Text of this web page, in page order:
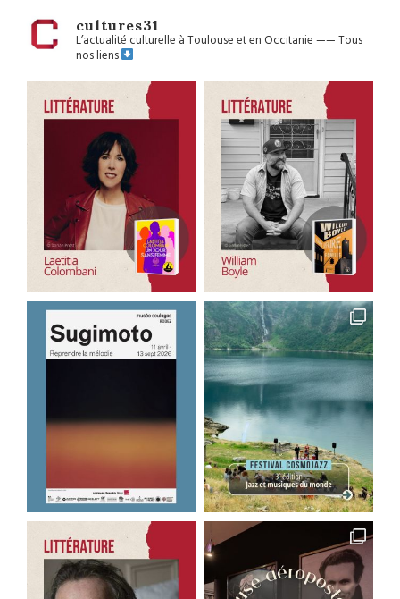
cultures31
L’actualité culturelle à Toulouse et en Occitanie——Tous
nos liens